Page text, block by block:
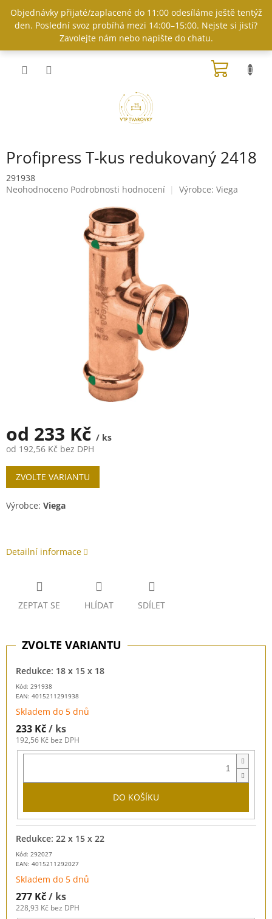
obsah
Objednávky přijaté/zaplacené do 11:00 odesíláme ještě tentýž
den. Poslední svoz probíhá mezi 14:00–15:00. Nejste si jistí?
Zavolejte nám nebo napište do chatu.
Profipress T-kus redukovaný 2418
291938
Průměrné
Neohodnoceno Podrobnosti hodnocení Výrobce: Viega
od 233 Kč / ks
od 192,56 Kč bez DPH
Měrná
cena:
ZVOLTE VARIANTU
Výrobce: Viega
Detailní informace
ZEPTAT SE HLÍDAT SDÍLET
Kód: 291938
EAN: 4015211291938
Redukce: 18 x 15 x 18
Skladem do 5 dnů
233 Kč/ ks
192,56 Kč bez DPH
DO KOŠÍKU
Kód: 292027
EAN: 4015211292027
Redukce: 22 x 15 x 22
Skladem do 5 dnů
277 Kč/ ks
228,93 Kč bez DPH